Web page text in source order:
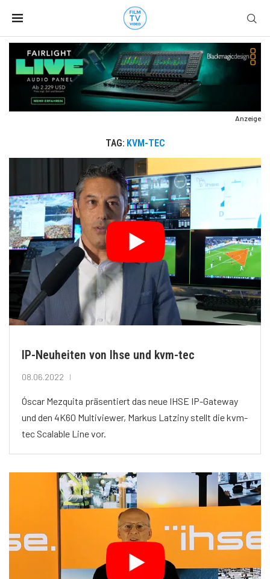
Anzeige
TAG: KVM-TEC
IP-Neuheiten von Ihse und kvm-tec
08.06.2022
Óscar Mezquita präsentiert das neue IHSE IP-Gateway
und den 4K60 Multiviewer, Markus Latziny stellt die kvm-
tec Scalable Line vor.